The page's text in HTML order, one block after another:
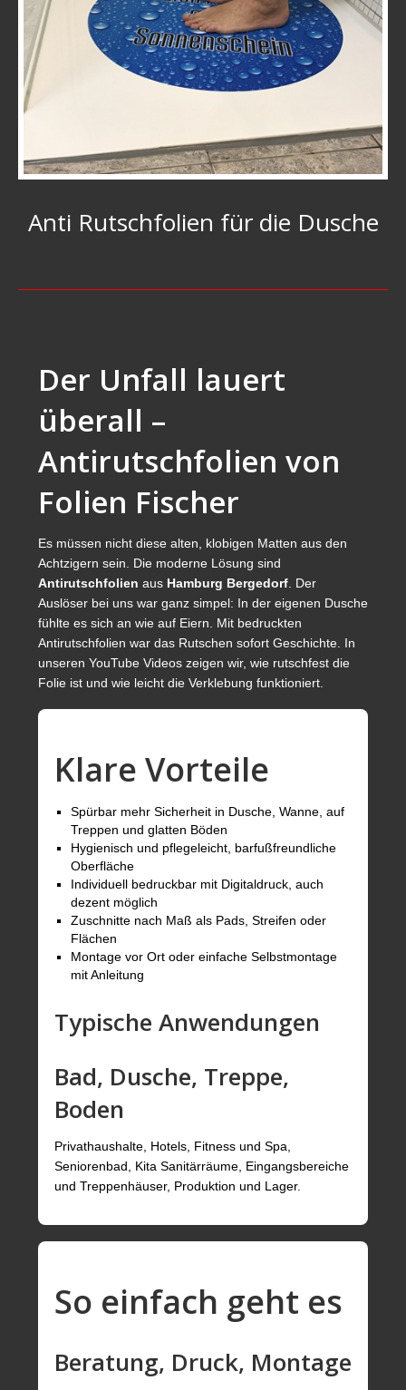
Anti Rutschfolien für die Dusche
Der Unfall lauert
überall –
Antirutschfolien von
Folien Fischer
Es müssen nicht diese alten, klobigen Matten aus den
Achtzigern sein. Die moderne Lösung sind
Antirutschfolien aus Hamburg Bergedorf . Der
Auslöser bei uns war ganz simpel: In der eigenen Dusche
fühlte es sich an wie auf Eiern. Mit bedruckten
Antirutschfolien war das Rutschen sofort Geschichte. In
unseren YouTube Videos zeigen wir, wie rutschfest die
Folie ist und wie leicht die Verklebung funktioniert.
Klare Vorteile
Spürbar mehr Sicherheit in Dusche, Wanne, auf
Treppen und glatten Böden
Hygienisch und pflegeleicht, barfußfreundliche
Oberfläche
Individuell bedruckbar mit Digitaldruck, auch
dezent möglich
Zuschnitte nach Maß als Pads, Streifen oder
Flächen
Montage vor Ort oder einfache Selbstmontage
mit Anleitung
Typische Anwendungen
Bad, Dusche, Treppe,
Boden
Privathaushalte, Hotels, Fitness und Spa,
Seniorenbad, Kita Sanitärräume, Eingangsbereiche
und Treppenhäuser, Produktion und Lager.
So einfach geht es
Beratung, Druck, Montage